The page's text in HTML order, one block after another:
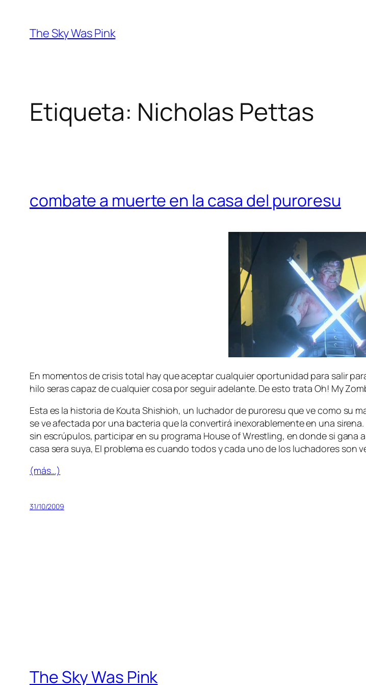
contenido
The Sky Was Pink
Etiqueta: Nicholas Pettas
combate a muerte en la casa del puroresu
En mo­men­tos de cri­sis to­tal hay que acep­tar cual­quier opor­tu­ni­dad pa­ra sa­lir
hi­lo se­ras ca­paz de cual­quier co­sa por se­guir ade­lan­te. De es­to tra­ta Oh! My
Esta es la his­to­ria de Kouta Shishioh, un lu­cha­dor de pu­ro­re­su que ve co­mo su
se ve afec­ta­da por una bac­te­ria que la con­ver­ti­rá in­exo­ra­ble­men­te en una
sin es­crú­pu­los, par­ti­ci­par en su pro­gra­ma House of Wrestling, en don­de si
ca­sa se­ra su­ya, El pro­ble­ma es cuan­do to­dos y ca­da uno de los lu­cha­do­res son
(más…)
31/10/2009
The Sky Was Pink